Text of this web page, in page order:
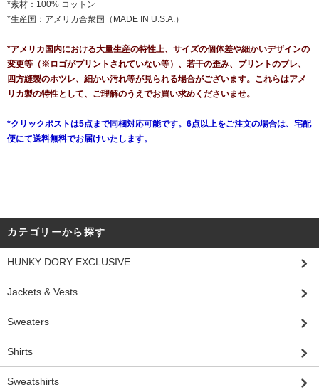
*素材：100% コットン
*生産国：アメリカ合衆国（MADE IN U.S.A.）
*アメリカ国内における大量生産の特性上、サイズの個体差や細かいデザインの
変更等（※ロゴがプリントされていない等）、若干の歪み、プリントのブレ、
四方縫製のホツレ、細かい汚れ等が見られる場合がございます。これらはアメ
リカ製の特性として、ご理解のうえでお買い求めくださいませ。
*クリックポストは5点まで同梱対応可能です。6点以上をご注文の場合は、宅配
便にて送料無料でお届けいたします。
カテゴリーから探す
HUNKY DORY EXCLUSIVE
Jackets & Vests
Sweaters
Shirts
Sweatshirts